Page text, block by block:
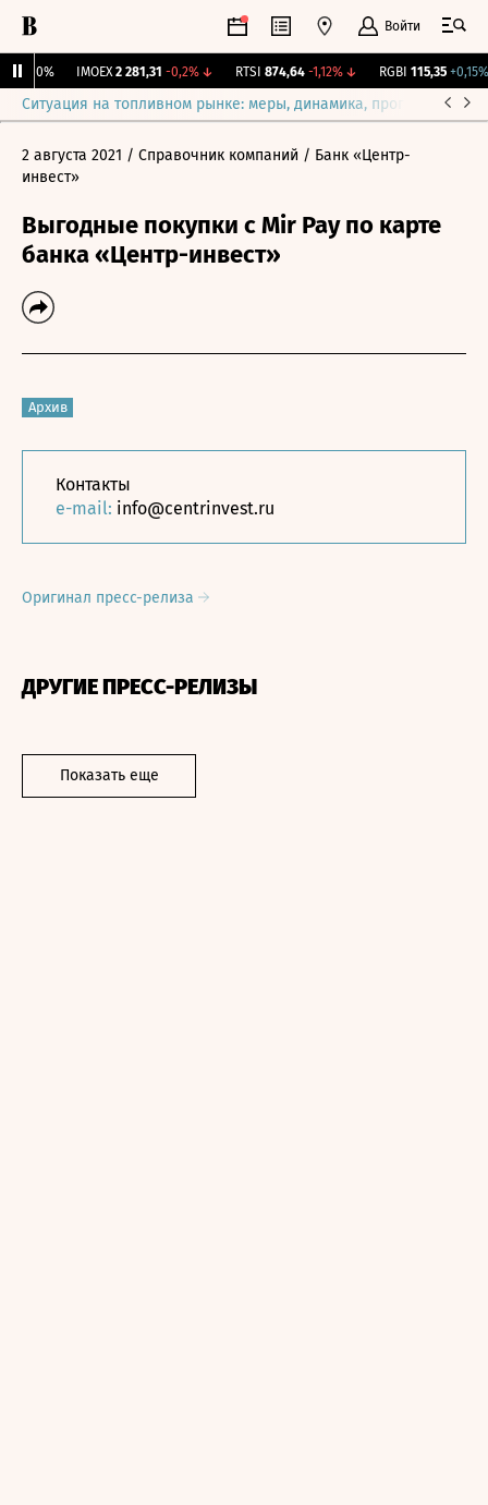
Войти
0% IMOEX 2 281,31 -0,2%↓ RTSI 874,64 -1,12%↓ RGBI 115,35 +0,15%
Ситуация на топливном рынке: меры, динамика, прогнозы
2 августа 2021 / Справочник компаний / Банк «Центр-
инвест»
Выгодные покупки с Mir Pay по карте
банка «Центр-инвест»
Архив
Контакты
e-mail: info@centrinvest.ru
Оригинал пресс-релиза
ДРУГИЕ ПРЕСС-РЕЛИЗЫ
Показать еще